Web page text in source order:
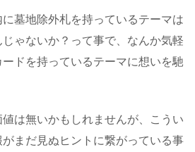
墓地除外札を持っているテーマは
ゃないか？って事で、なんか気軽
ドを持っているテーマに想いを馳
は無いかもしれませんが、こうい
まだ見ぬヒントに繋がっている事